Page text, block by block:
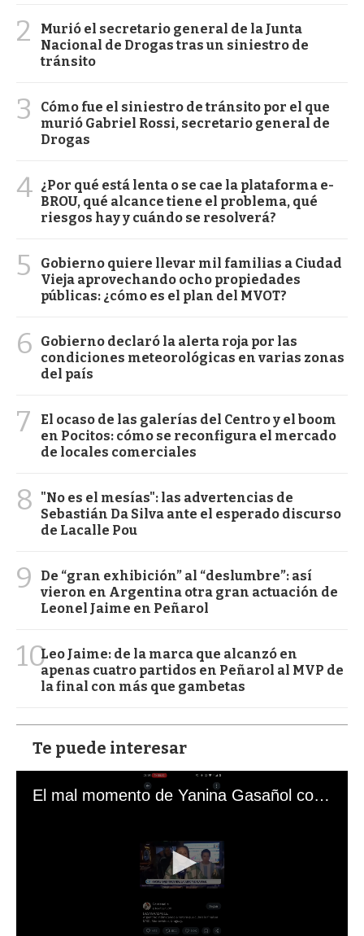
2
Murió el secretario general de la Junta
Nacional de Drogas tras un siniestro de
tránsito
3
Cómo fue el siniestro de tránsito por el que
murió Gabriel Rossi, secretario general de
Drogas
4 ¿Por qué está lenta o se cae la plataforma e-
BROU, qué alcance tiene el problema, qué
riesgos hay y cuándo se resolverá?
5
Gobierno quiere llevar mil familias a Ciudad
Vieja aprovechando ocho propiedades
públicas: ¿cómo es el plan del MVOT?
6
Gobierno declaró la alerta roja por las
condiciones meteorológicas en varias zonas
del país
7
El ocaso de las galerías del Centro y el boom
en Pocitos: cómo se reconfigura el mercado
de locales comerciales
8
"No es el mesías": las advertencias de
Sebastián Da Silva ante el esperado discurso
de Lacalle Pou
9
De “gran exhibición” al “deslumbre”: así
vieron en Argentina otra gran actuación de
Leonel Jaime en Peñarol
10Leo Jaime: de la marca que alcanzó en
apenas cuatro partidos en Peñarol al MVP de
la final con más que gambetas
Te puede interesar
El mal momento de Yanina Gasañol con un hincha argentino en "Subrayado"